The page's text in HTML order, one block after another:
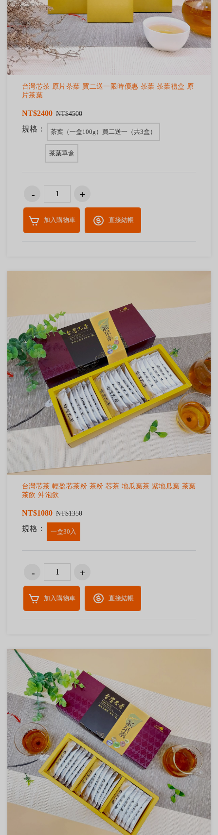
台灣芯茶 原片茶葉 買二送一限時優惠 茶葉 茶葉禮盒 原
片茶葉
NT$2400 NT$4500
規格： 茶葉（一盒100g）買二送一（共3盒）
茶葉單盒
加入購物車 直接結帳
台灣芯茶 輕盈芯茶粉 茶粉 芯茶 地瓜葉茶 紫地瓜葉 茶葉
茶飲 沖泡飲
NT$1080 NT$1350
規格： 一盒30入
加入購物車 直接結帳